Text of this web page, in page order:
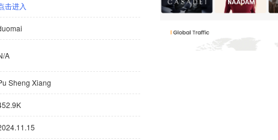
击进入
A
Sheng Xiang